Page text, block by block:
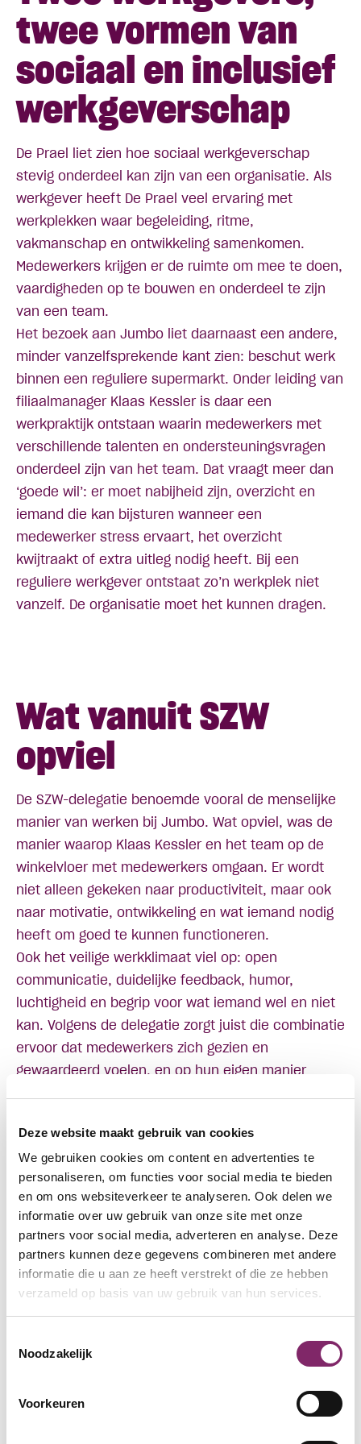
Deze website maakt gebruik van cookies
We gebruiken cookies om content en advertenties te
personaliseren, om functies voor social media te bieden
en om ons websiteverkeer te analyseren. Ook delen we
informatie over uw gebruik van onze site met onze
partners voor social media, adverteren en analyse. Deze
partners kunnen deze gegevens combineren met andere
informatie die u aan ze heeft verstrekt of die ze hebben
verzameld op basis van uw gebruik van hun services.
Noodzakelijk
Voorkeuren
twee vormen van
sociaal en inclusief
werkgeverschap
De Prael liet zien hoe sociaal werkgeverschap
stevig onderdeel kan zijn van een organisatie. Als
werkgever heeft De Prael veel ervaring met
werkplekken waar begeleiding, ritme,
vakmanschap en ontwikkeling samenkomen.
Medewerkers krijgen er de ruimte om mee te doen,
vaardigheden op te bouwen en onderdeel te zijn
van een team.
Het bezoek aan Jumbo liet daarnaast een andere,
minder vanzelfsprekende kant zien: beschut werk
binnen een reguliere supermarkt. Onder leiding van
filiaalmanager Klaas Kessler is daar een
werkpraktijk ontstaan waarin medewerkers met
verschillende talenten en ondersteuningsvragen
onderdeel zijn van het team. Dat vraagt meer dan
‘goede wil’: er moet nabijheid zijn, overzicht en
iemand die kan bijsturen wanneer een
medewerker stress ervaart, het overzicht
kwijtraakt of extra uitleg nodig heeft. Bij een
reguliere werkgever ontstaat zo’n werkplek niet
vanzelf. De organisatie moet het kunnen dragen.
Wat vanuit SZW
opviel
De SZW-delegatie benoemde vooral de menselijke
manier van werken bij Jumbo. Wat opviel, was de
manier waarop Klaas Kessler en het team op de
winkelvloer met medewerkers omgaan. Er wordt
niet alleen gekeken naar productiviteit, maar ook
naar motivatie, ontwikkeling en wat iemand nodig
heeft om goed te kunnen functioneren.
Ook het veilige werkklimaat viel op: open
communicatie, duidelijke feedback, humor,
luchtigheid en begrip voor wat iemand wel en niet
kan. Volgens de delegatie zorgt juist die combinatie
ervoor dat medewerkers zich gezien en
gewaardeerd voelen, en op hun eigen manier
“Zonder Klaas
kunnen we het
niet”
Sociaal Werk van de gemeente Amsterdam, zit
Regelingen, jobcoaches en consulenten zijn
belangrijk, maar uiteindelijk gebeurt het op de
werkvloer. Of zoals hij het samenvat: “Zonder Klaas